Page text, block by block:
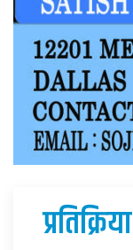
प्रतिक्रिया